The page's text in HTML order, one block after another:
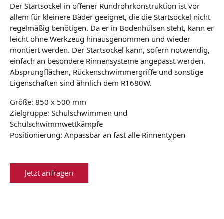
Der Startsockel in offener Rundrohrkonstruktion ist vor
allem für kleinere Bäder geeignet, die die Startsockel nicht
regelmäßig benötigen. Da er in Bodenhülsen steht, kann er
leicht ohne Werkzeug hinausgenommen und wieder
montiert werden. Der Startsockel kann, sofern notwendig,
einfach an besondere Rinnensysteme angepasst werden.
Absprungflächen, Rückenschwimmergriffe und sonstige
Eigenschaften sind ähnlich dem R1680W.
Größe: 850 x 500 mm
Zielgruppe: Schulschwimmen und
Schulschwimmwettkämpfe
Positionierung: Anpassbar an fast alle Rinnentypen
Jetzt anfragen